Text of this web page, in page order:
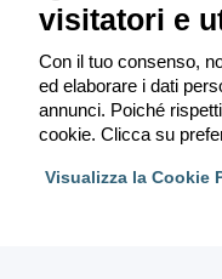
ricerca avanzata
visitatori e
Con il tuo consenso,
ed elaborare i dati
annunci. Poiché
cookie. Clicca su
Visualizza la Cookie